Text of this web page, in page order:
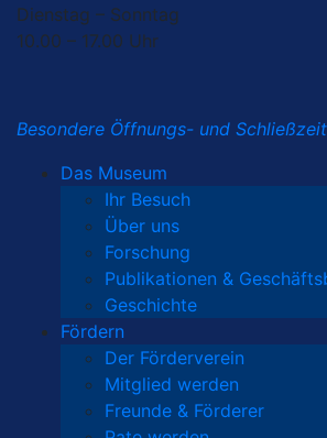
Dienstag – Sonntag
10.00 – 17.00 Uhr
Besondere Öffnungs- und
Das Museum
Ihr Besuch
Über uns
Forschung
Publikationen &
Geschichte
Fördern
Der Förderverein
Mitglied werden
Freunde & Förderer